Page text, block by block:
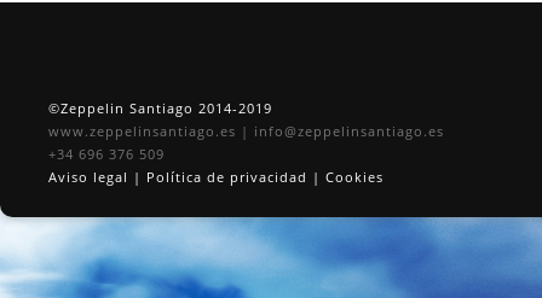
©Zeppelin Santiago 2014-2019
www.zeppelinsantiago.es | info@zeppelinsantiago.es
+34 696 376 509
Aviso legal | Política de privacidad | Cookies